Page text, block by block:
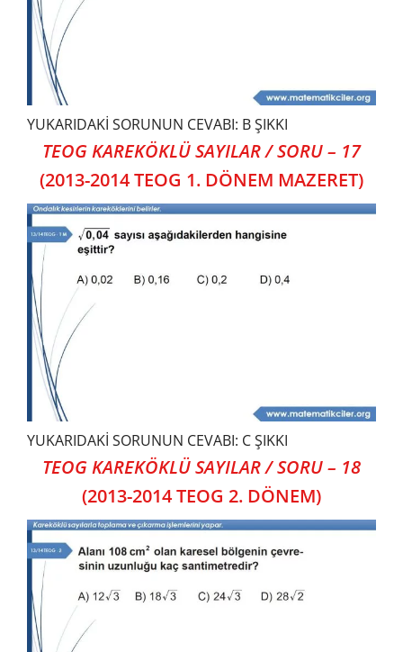
YUKARIDAKİ SORUNUN CEVABI: B ŞIKKI
TEOG KAREKÖKLÜ SAYILAR / SORU – 17
(2013-2014 TEOG 1. DÖNEM MAZERET)
YUKARIDAKİ SORUNUN CEVABI: C ŞIKKI
TEOG KAREKÖKLÜ SAYILAR / SORU – 18
(2013-2014 TEOG 2. DÖNEM)